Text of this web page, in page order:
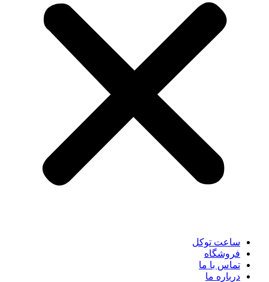
ساعت توکل
فروشگاه
تماس با ما
درباره ما